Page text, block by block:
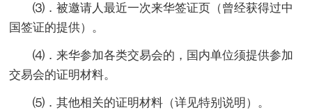
⑶．被邀请人最近一次来华签证页（曾经获得过中
国签证的提供）。
⑷．来华参加各类交易会的，国内单位须提供参加
交易会的证明材料。
⑸．其他相关的证明材料（详见特别说明）。